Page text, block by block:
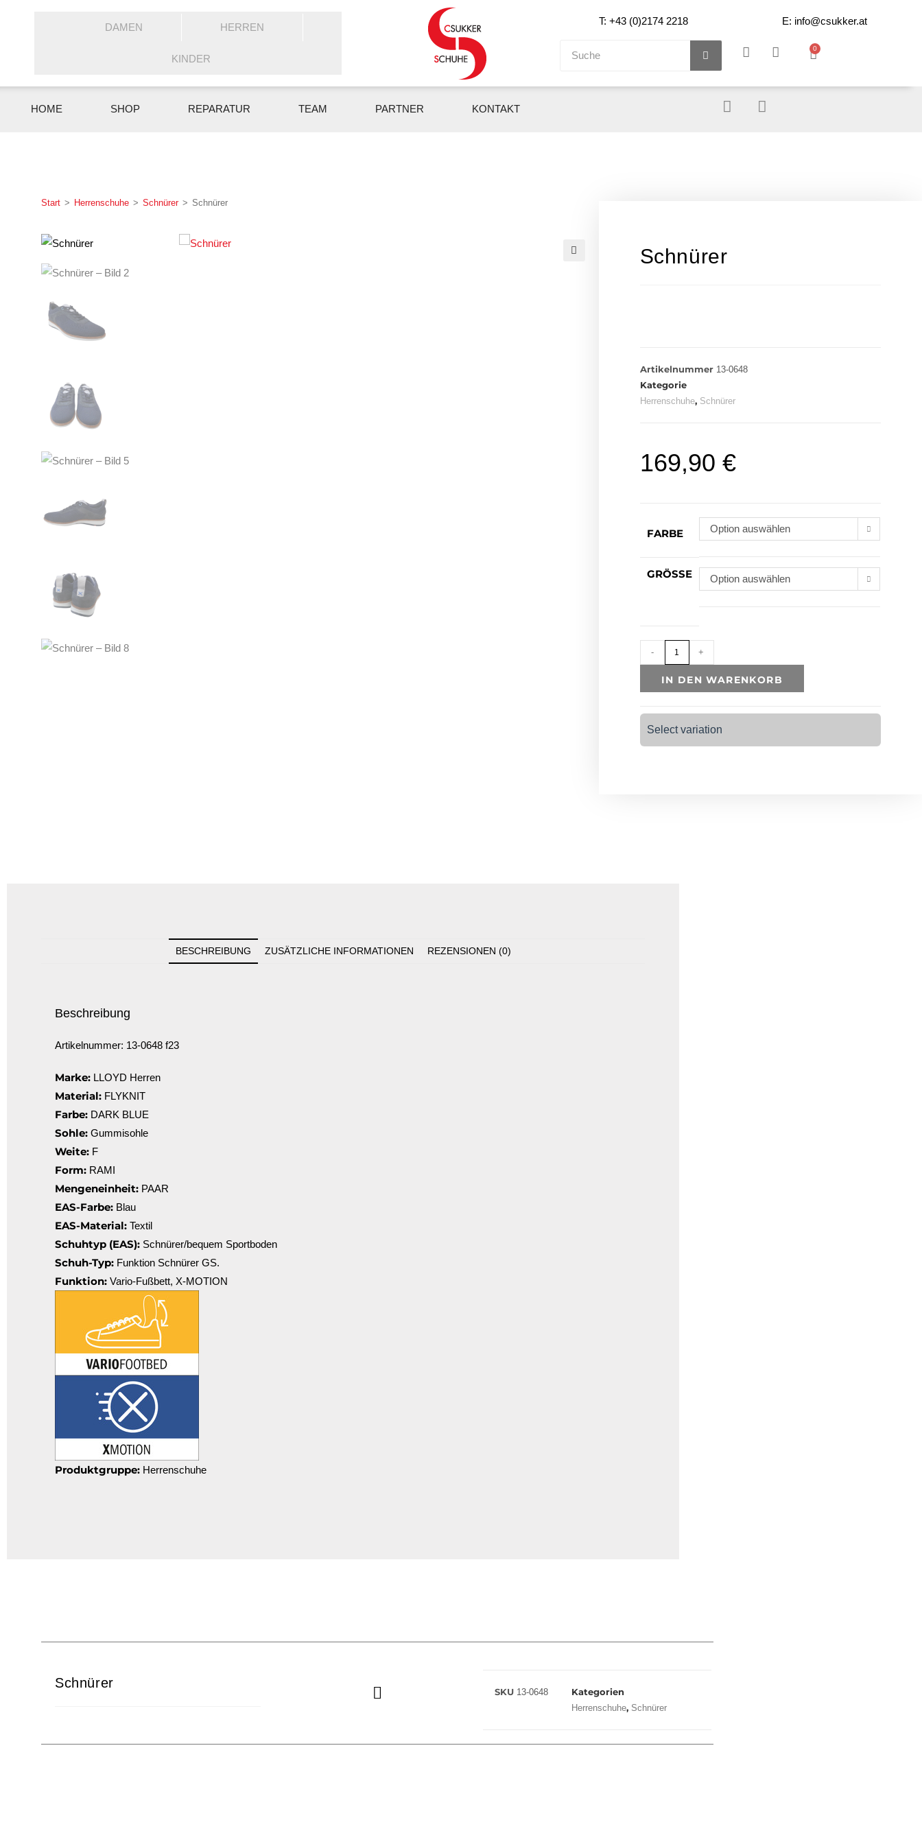
DAMEN HERREN
KINDER
T: +43 (0)2174 2218 E: info@csukker.at
0
HOME SHOP REPARATUR TEAM PARTNER KONTAKT
Start > Herrenschuhe > Schnürer > Schnürer
Schnürer
Artikelnummer 13-0648
Kategorie
Herrenschuhe, Schnürer
169,90 €
FARBE Option auswählen
GRÖSSE Option auswählen
- +
IN DEN WARENKORB
Select variation
BESCHREIBUNG ZUSÄTZLICHE INFORMATIONEN REZENSIONEN (0)
Beschreibung
Artikelnummer: 13-0648 f23
Marke: LLOYD Herren
Material: FLYKNIT
Farbe: DARK BLUE
Sohle: Gummisohle
Weite: F
Form: RAMI
Mengeneinheit: PAAR
EAS-Farbe: Blau
EAS-Material: Textil
Schuhtyp (EAS): Schnürer/bequem Sportboden
Schuh-Typ: Funktion Schnürer GS.
Funktion: Vario-Fußbett, X-MOTION
Produktgruppe: Herrenschuhe
Schnürer
SKU 13-0648 Kategorien
Herrenschuhe, Schnürer